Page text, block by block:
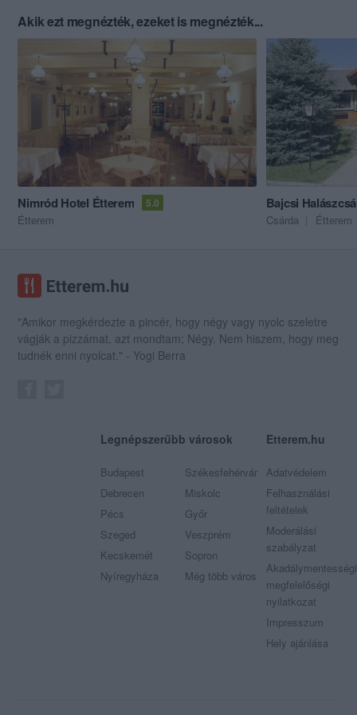
Akik ezt megnézték, ezeket is megnézték...
Nimród Hotel Étterem 5.0
Étterem
Bajcsi
Csárda Étterem
"Amikor megkérdezte a pincér, hogy négy vagy nyolc szeletre
vágják a pizzámat, azt mondtam; Négy. Nem hiszem, hogy meg
tudnék enni nyolcat." - Yogi Berra
Legnépszerűbb városok
Budapest
Debrecen
Pécs
Szeged
Kecskemét
Nyíregyháza
Székesfehérvár
Miskolc
Győr
Veszprém
Sopron
Még több város
Etterem.hu
Adatvédelem
Felhasználási
feltételek
Moderálási
szabályzat
Akadálymentességi
megfelelőségi
nyilatkozat
Impresszum
Hely ajánlása